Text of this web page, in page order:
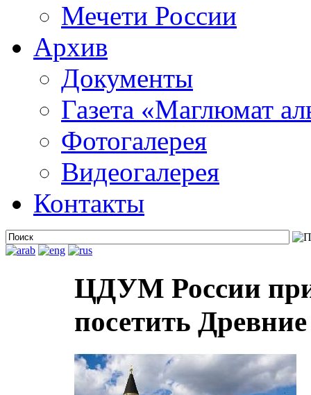
Мечети России
Архив
Документы
Газета «Маглюмат
Фотогалерея
Видеогалерея
Контакты
ЦДУМ России
посетить